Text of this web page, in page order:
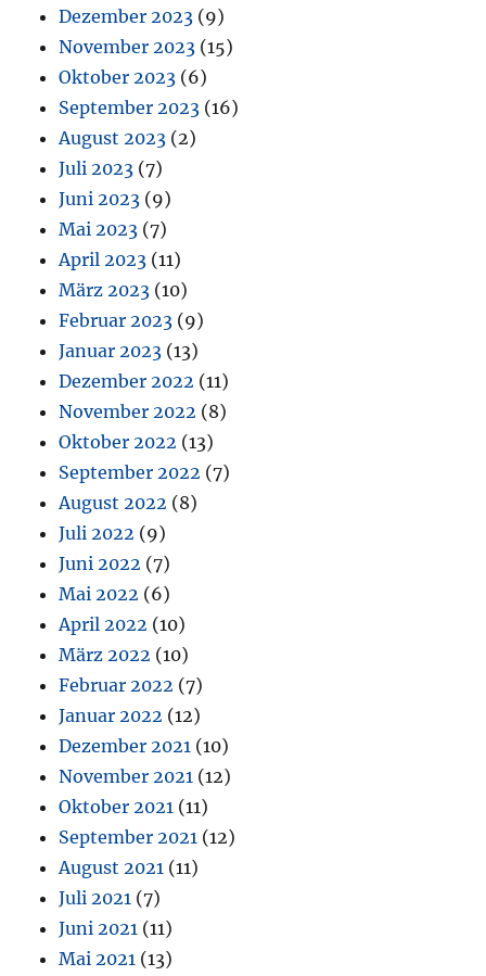
Dezember 2023 (9)
November 2023 (15)
Oktober 2023 (6)
September 2023 (16)
August 2023 (2)
Juli 2023 (7)
Juni 2023 (9)
Mai 2023 (7)
April 2023 (11)
März 2023 (10)
Februar 2023 (9)
Januar 2023 (13)
Dezember 2022 (11)
November 2022 (8)
Oktober 2022 (13)
September 2022 (7)
August 2022 (8)
Juli 2022 (9)
Juni 2022 (7)
Mai 2022 (6)
April 2022 (10)
März 2022 (10)
Februar 2022 (7)
Januar 2022 (12)
Dezember 2021 (10)
November 2021 (12)
Oktober 2021 (11)
September 2021 (12)
August 2021 (11)
Juli 2021 (7)
Juni 2021 (11)
Mai 2021 (13)